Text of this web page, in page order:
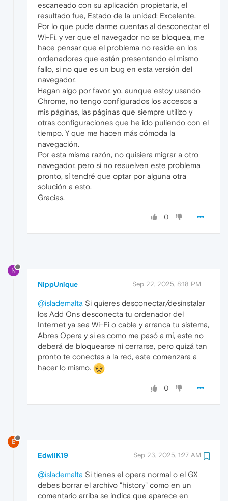
escaneado con su aplicación propietaria, el
resultado fue, Estado de la unidad: Excelente.
Por lo que pude darme cuentas al desconectar el
Wi-Fi. y ver que el navegador no se bloquea, me
hace pensar que el problema no reside en los
ordenadores que están presentando el mismo
fallo, si no que es un bug en esta versión del
navegador.
Hagan algo por favor, yo, aunque estoy usando
Chrome, no tengo configurados los accesos a
mis páginas, las páginas que siempre utilizo y
otras configuraciones que he ido puliendo con el
tiempo. Y que me hacen más cómoda la
navegación.
Por esta misma razón, no quisiera migrar a otro
navegador, pero si no resuelven este problema
pronto, sí tendré que optar por alguna otra
solución a esto.
Gracias.
0
N
NippUnique Sep 22, 2025, 8:18 PM
@islademalta Si quieres desconectar/desinstalar
los Add Ons desconecta tu ordenador del
Internet ya sea Wi-Fi o cable y arranca tu sistema,
Abres Opera y si es como me pasó a mí, este no
deberá de bloquearse ni cerrarse, pero quizá tan
pronto te conectas a la red, este comenzara a
hacer lo mismo.
0
E
EdwilK19 Sep 23, 2025, 1:27 AM
@islademalta Si tienes el opera normal o el GX
debes borrar el archivo "history" como en un
comentario arriba se indica que aparece en